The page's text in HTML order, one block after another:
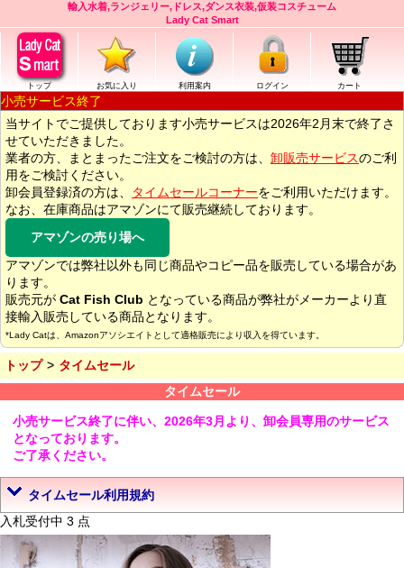
輸入水着,ランジェリー,ドレス,ダンス衣装,仮装コスチューム
Lady Cat Smart
トップ お気に入り 利用案内 ログイン カート
小売サービス終了
当サイトでご提供しております小売サービスは2026年2月末で終了さ
せていただきました。
業者の方、まとまったご注文をご検討の方は、 卸販売サービスのご利
用をご検討ください。
卸会員登録済の方は、
タイムセールコーナーをご利用いただけます。
なお、在庫商品はアマゾンにて販売継続しております。
アマゾンの売り場へ
アマゾンでは弊社以外も同じ商品やコピー品を販売している場合があ
ります。
販売元が Cat Fish Club となっている商品が弊社がメーカーより直
接輸入販売している商品となります。
*Lady Catは、Amazonアソシエイトとして適格販売により収入を得ています。
トップ
タイムセール
タイムセール
小売サービス終了に伴い、2026年3月より、卸会員専用のサービス
となっております。
ご了承ください。
タイムセール利用規約
入札受付中 3 点